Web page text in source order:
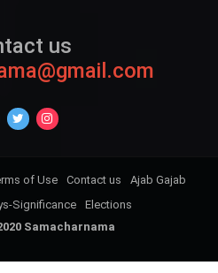
us
Samacharnama
of Use Contact us
Ajab Gajab
Significance Elections